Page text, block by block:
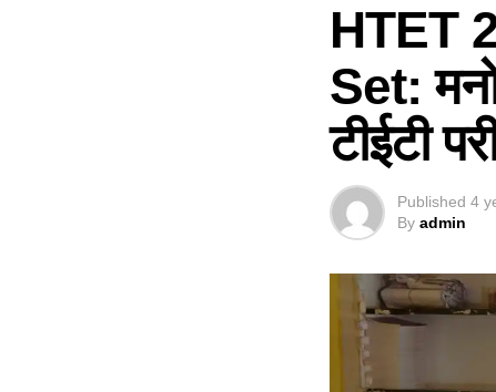
HTET
Set:
टीईटी
Published 4
By admin